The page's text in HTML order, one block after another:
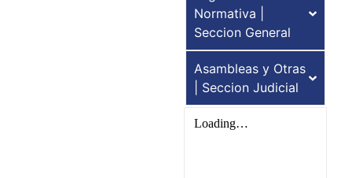
Normativa |
Seccion General
Asambleas y Otras
| Seccion Judicial